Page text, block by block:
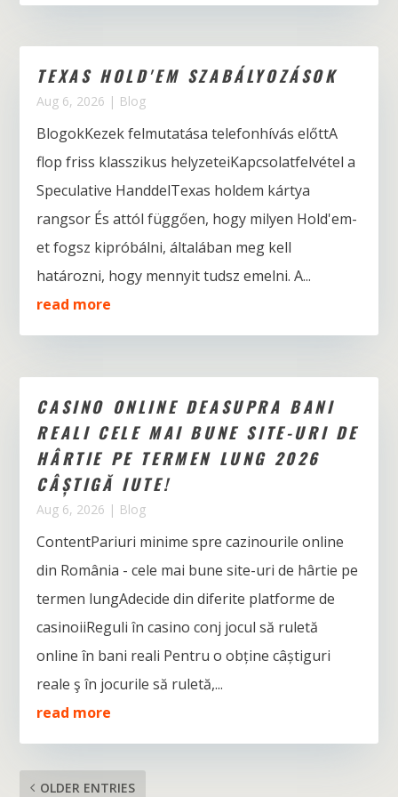
TEXAS HOLD'EM SZABÁLYOZÁSOK
Aug 6, 2026 | Blog
BlogokKezek felmutatása telefonhívás előttA
flop friss klasszikus helyzeteiKapcsolatfelvétel a
Speculative HanddelTexas holdem kártya
rangsor És attól függően, hogy milyen Hold'em-
et fogsz kipróbálni, általában meg kell
határozni, hogy mennyit tudsz emelni. A...
read more
CASINO ONLINE DEASUPRA BANI
REALI CELE MAI BUNE SITE-URI DE
HÂRTIE PE TERMEN LUNG 2026
CÂȘTIGĂ IUTE!
Aug 6, 2026 | Blog
ContentPariuri minime spre cazinourile online
din România - cele mai bune site-uri de hârtie pe
termen lungAdecide din diferite platforme de
casinoiiReguli în casino conj jocul să ruletă
online în bani reali Pentru o obține câștiguri
reale ş în jocurile să ruletă,...
read more
OLDER ENTRIES